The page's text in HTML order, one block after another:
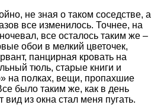
не зная о таком соседстве, а
все изменилось. Точнее, на
все осталось таким же –
обои в мелкий цветочек,
панцирная кровать на
тюль, старые книги и
на полках, вещи, пропахшие
было таким же, как в день
вид из окна стал меня пугать.